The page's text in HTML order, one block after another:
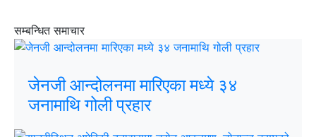
सम्बन्धित समाचार
जेनजी आन्दोलनमा मारिएका मध्ये ३४
जनामाथि गोली प्रहार